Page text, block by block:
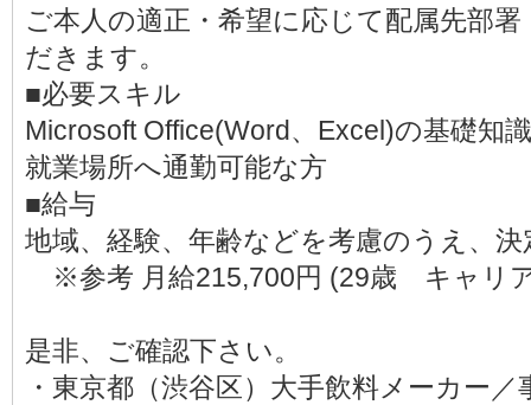
ご本人の適正・希望に応じて配属先部
だきます。
■必要スキル
Microsoft Office(Word、Excel)の基礎知
就業場所へ通勤可能な方
■給与
地域、経験、年齢などを考慮のうえ、決
※参考 月給215,700円 (29歳 キャリ
是非、ご確認下さい。
・東京都（渋谷区）大手飲料メーカー